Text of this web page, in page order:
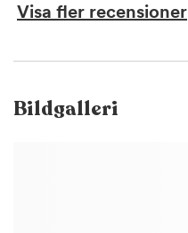
Visa fler recensioner
Bildgalleri